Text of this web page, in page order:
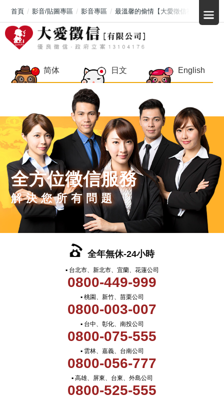
简体 日文 English
全方位徵信服務
解決您所有問題
全年無休-24小時
▪ 台北市、新北市、宜蘭、花蓮公司
0800-449-999
▪ 桃園、新竹、苗栗公司
0800-003-007
▪ 台中、彰化、南投公司
0800-075-555
▪ 雲林、嘉義、台南公司
0800-056-777
▪ 高雄、屏東、台東、外島公司
0800-525-555
首頁 影音/貼圖專區 影音專區 最溫馨的偷情【大愛徵信社】